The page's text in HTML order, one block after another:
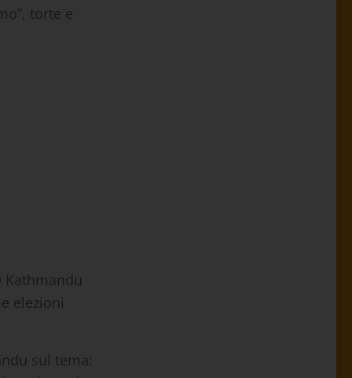
torte e
elezioni
sul tema: